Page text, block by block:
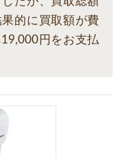
的に買取額が費
円をお支払